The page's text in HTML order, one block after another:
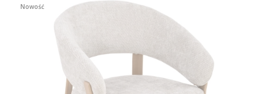
Nowość